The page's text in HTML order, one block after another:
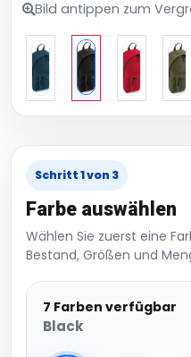
Bild antippen zum
Schritt 1 von 3
Farbe auswählen
Wählen Sie zuerst eine
Bestand, Größen und
7 Farben verfügbar
Black